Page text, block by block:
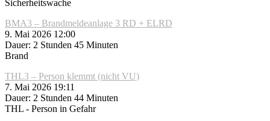
Sicherheitswache
BMA3 – Brandmeldeanlage 3 RD + ELRD
9. Mai 2026 12:00
Dauer: 2 Stunden 45 Minuten
Brand
THL3 – Person klemmt (nicht VU)
7. Mai 2026 19:11
Dauer: 2 Stunden 44 Minuten
THL - Person in Gefahr